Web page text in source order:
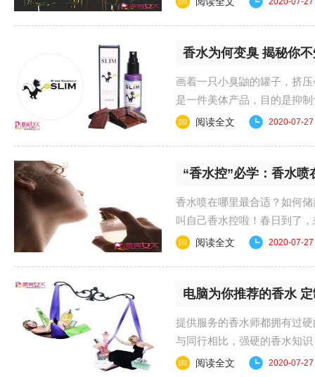
香水为何变臭 揭秘你
画着一只小臭鼬的罐子，挤
是一件美体产品，目的是抑
喷给食...阅读全文 2020-07-27
“香水控”必学：香水喷
香水喷在哪里最合适？如何
叫自己香水控啦！春日到了
一学这些必学的小技巧吧......
阅读全文 2020-07-27
电脑为你推荐的香水
提供服务的香水师都拥有过
与同行相比，强硬的香水知
易被复刻超越，客人......
阅读全文 2020-07-27